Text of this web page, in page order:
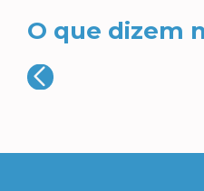
O que dizem